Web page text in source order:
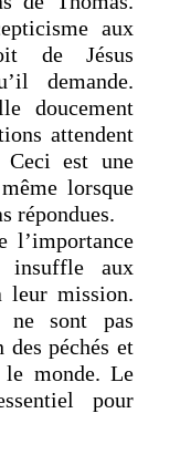
aux
de Jésus
demande.
doucement
attendent
est une
lorsque
répondues.
l’importance
insuffle aux
leur mission.
ne sont pas
des péchés et
le monde. Le
pour